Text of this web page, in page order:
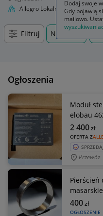
Allegro Lokalnie Firma i
Filtruj Nowy
Ogłoszenia
Moduł
elobau
OFERTA Z
2 400zł
Przewóz
Pierścień
OGŁOSZENIE
400zł
Dodaj swoje
Gdy pojawią
mailowo.